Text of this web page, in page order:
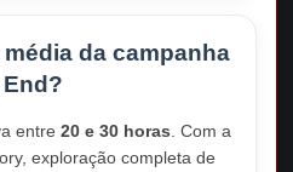
da campanha
entre20 e 30 horas . Com a
exploração completa de